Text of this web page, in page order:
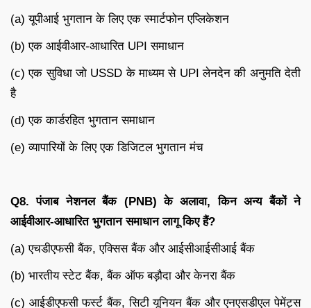
(a) यूपीआई भुगतान के लिए एक स्मार्टफोन एप्लिकेशन
(b) एक आईवीआर-आधारित UPI समाधान
(c) एक सुविधा जो USSD के माध्यम से UPI लेनदेन की अनुमति देती
है
(d) एक कार्डरहित भुगतान समाधान
(e) व्यापारियों के लिए एक डिजिटल भुगतान मंच
Q8.पंजाब नेशनल बैंक (PNB)के अलावा,किन अन्य बैंकों ने
आईवीआर-आधारित भुगतान समाधान लागू किए हैं?
(a) एचडीएफसी बैंक, एक्सिस बैंक और आईसीआईसीआई बैंक
(b) भारतीय स्टेट बैंक, बैंक ऑफ बड़ौदा और केनरा बैंक
(c) आईडीएफसी फर्स्ट बैंक, सिटी यूनियन बैंक और एनएसडीएल पेमेंट्स